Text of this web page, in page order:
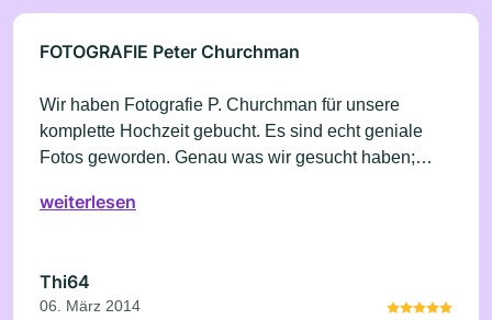
FOTOGRAFIE Peter Churchman
Wir haben Fotografie P. Churchman für unsere
komplette Hochzeit gebucht. Es sind echt geniale
Fotos geworden. Genau was wir gesucht haben;
Volltreffer!
weiterlesen
Thi64
06. März 2014